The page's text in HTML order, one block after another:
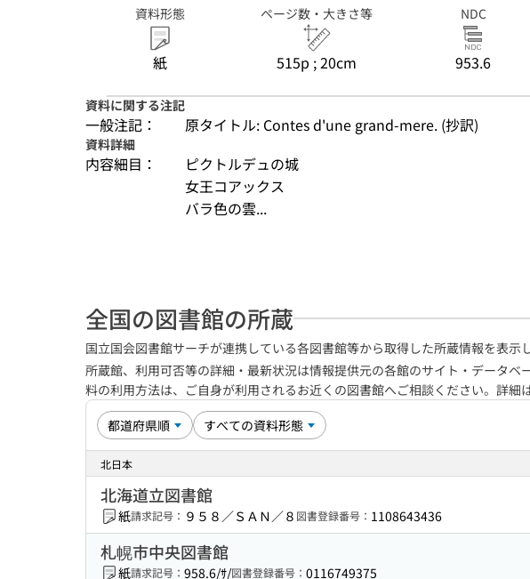
資料形態
紙
ページ数・大きさ等
515p ; 20cm
NDC
953.6
資料に関する注記
一般注記： 原タイトル: Contes d'une grand-mere. (抄訳)
資料詳細
内容細目：
ピクトルデュの城
女王コアックス
バラ色の雲...
全国の図書館の所蔵
国立国会図書館サーチが連携している各図書館等から取得した所蔵情報を表示し
所蔵館、利用可否等の詳細・最新状況は情報提供元の各館のサイト・データ
料の利用方法は、ご自身が利用されるお近くの図書館へご相談ください。詳細
北日本
北海道立図書館
紙請求記号： ９５８／ＳＡＮ／８ 図書登録番号： 1108643436
札幌市中央図書館
紙請求記号： 958.6/ｻ/図書登録番号： 0116749375